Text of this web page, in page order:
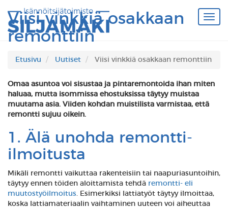
Viisi vinkkiä osakkaan
remonttiin
Etusivu Uutiset Viisi vinkkiä osakkaan remonttiin
Omaa asuntoa voi sisustaa ja pintaremontoida ihan miten
haluaa, mutta isommissa ehostuksissa täytyy muistaa
muutama asia. Viiden kohdan muistilista varmistaa, että
remontti sujuu oikein.
1. Älä unohda remontti-
ilmoitusta
Mikäli remontti vaikuttaa rakenteisiin tai naapuriasuntoihin,
täytyy ennen töiden aloittamista tehdä remontti- eli
muutostyöilmoitus. Esimerkiksi lattiatyöt täytyy ilmoittaa,
koska lattiamateriaalin vaihtaminen uuteen voi aiheuttaa